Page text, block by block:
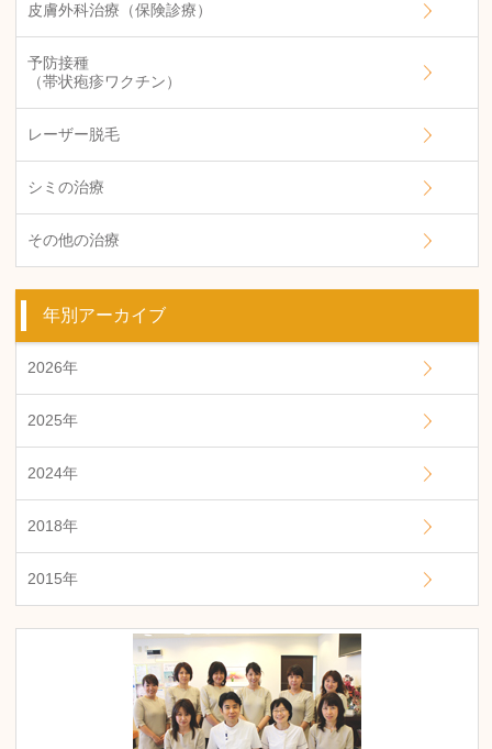
皮膚外科治療（保険診療）
予防接種
（帯状疱疹ワクチン）
レーザー脱毛
シミの治療
その他の治療
年別アーカイブ
2026年
2025年
2024年
2018年
2015年